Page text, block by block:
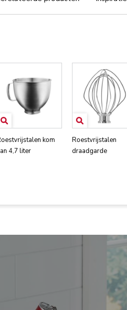
kom
4,7 liter
Roestvrijstalen
draadgarde